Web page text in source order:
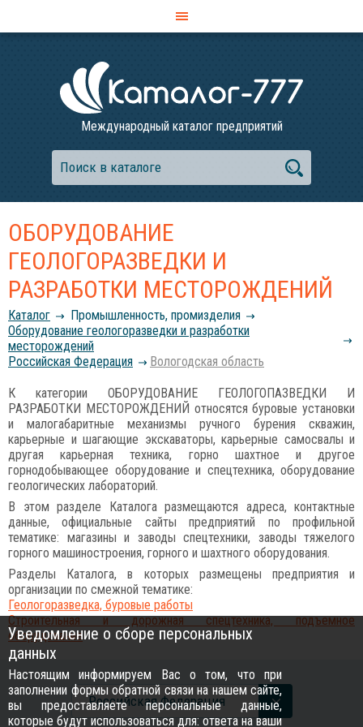
Международный каталог предприятий
ОБОРУДОВАНИЕ
ГЕОЛОГОРАЗВЕДКИ И
РАЗРАБОТКИ МЕСТОРОЖДЕНИЙ
Каталог
Промышленность, промизделия
Оборудование геологоразведки и разработки
месторождений
Российcкая Федерация
Вологодская область
К категории ОБОРУДОВАНИЕ ГЕОЛОГОПАЗВЕДКИ И
РАЗРАБОТКИ МЕСТОРОЖДЕНИЙ относятся буровые установки
и малогабаритные механизмы ручного бурения скважин,
карьерные и шагающие экскаваторы, карьерные самосвалы и
другая карьерная техника, горно шахтное и другое
горнодобывающее оборудование и спецтехника, оборудование
геологических лабораторий.
В этом разделе Каталога размещаются адреса, контактные
данные, официальные сайты предприятий по профильной
тематике: магазины и заводы спецтехники, заводы тяжелого
горного машиностроения, горного и шахтного оборудования.
Разделы Каталога, в которых размещены предприятия и
организации по смежной тематике:
Геологоразведка, буровые работы
Строительная и дорожная спецтехника, подъемное
оборудование
Российcкая Федерация
Уведомление о сборе персональных
данных
Настоящим информируем Вас о том, что при
заполнении формы обратной связи на нашем сайте,
вы предоставляете персональные данные,
которые будут использоваться для: ответа на ваши